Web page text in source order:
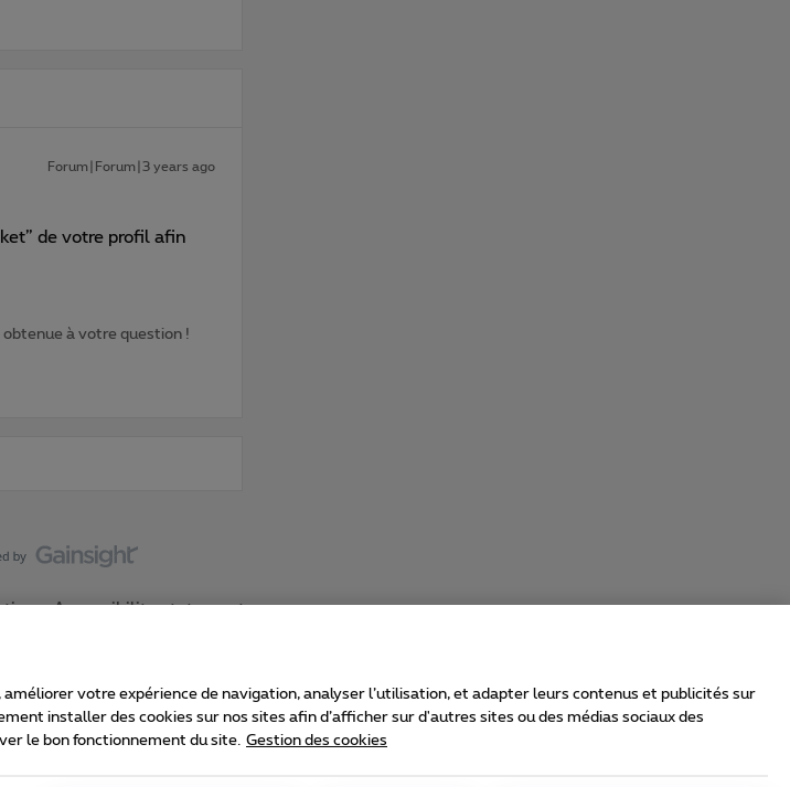
Forum|Forum|3 years ago
de votre profil afin
obtenue à votre question !
Accessibility statement
votre expérience de navigation, analyser l’utilisation, et adapter leurs contenus et publicités sur
installer des cookies sur nos sites afin d’afficher sur d'autres sites ou des médias sociaux des
le bon fonctionnement du site. Gestion des cookies